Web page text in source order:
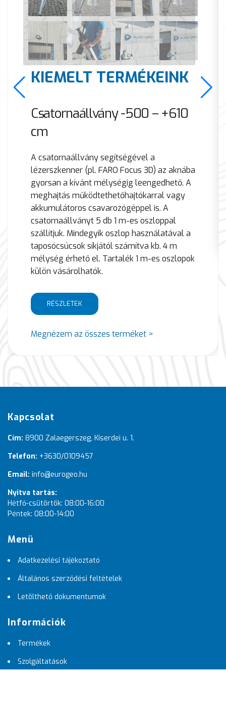
KIEMELT TERMÉKEINK
Csatornaállvány -500 – +610
cm
A csatornaállvány segítségével a
lézerszkenner (pl. FARO Focus 3D) az aknába
gyorsan a kívánt mélységig leengedhető. A
meghajtás működtethetőhajtókarral vagy
akkumulátoros csavarozógéppel is. A
csatornaállványt 5 db 1 m-es oszloppal
szállítjuk. Mindegyik oszlop használatával a
taposócsúcsok síkjától számítva kb. 4 m
mélység érhető el. Tartalék 1 m-es oszlopok
külön vásárolhatók.
RÉSZLETEK
Megnézem az összes terméket >
Kapcsolat
Cím: 8900 Zalaegerszeg, Kiserdei u. 1.
Telefon: +3630/0109457
Email: info@eurogeo.hu
Nyitva tartás:
Hétfő-csütörtök: 08:00-16:00
Péntek: 08:00-14:00
Menü
Adatkezelési tájékoztató
Általános szerződési feltételek
Letölthető dokumentumok
Információk
Termékek
Szolgáltatások